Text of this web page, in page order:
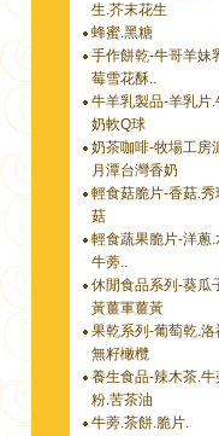
生.芥末花生
蜂蜜.黑糖
手作餅乾-牛哥羊妹
莓雪花酥..
牛羊乳製品-羊乳片.
奶軟Q球
奶茶咖啡-牧場工房
月潭台灣香奶
輕食菇脆片-香菇.秀
菇
輕食蔬果脆片-洋蔥.
牛蒡..
休閒食品系列-葵瓜
黃薑軍薑黃
果乾系列-葡萄乾.洛
無籽橄欖
養生食品-辣木茶.牛
粉.苦茶油
牛蒡.茶餅.脆片.